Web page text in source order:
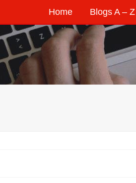
Home Blogs A – Z